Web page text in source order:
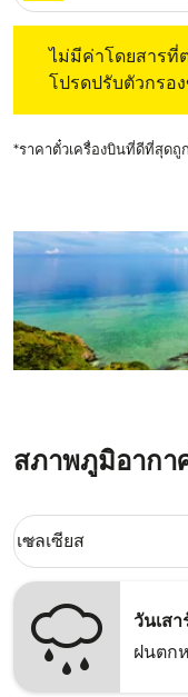
ไม่มีค่าโดยสาร
โปรดปรับตัวกรอ
*ราคาตั๋วเครื่องบินที่ดีที่สุด
สภาพภูมิอากา
Weather unit option
เซลเซียส
keyboard_arrow_down
วันเสา
ฝนตก